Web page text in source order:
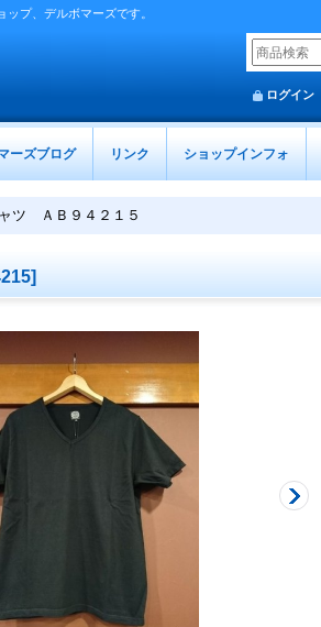
プ、デルボマーズです。
ログイン
ーズブログ リンク ショップインフォ
ツ ＡＢ９４２１５
]